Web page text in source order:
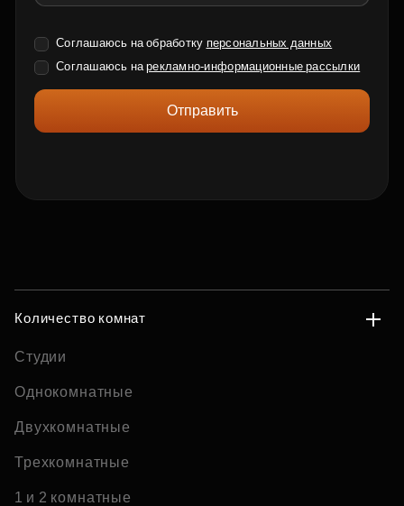
Соглашаюсь на обработку персональных данных
Соглашаюсь нарекламно-информационные рассылки
Отправить
Количество комнат
Студии
Однокомнатные
Двухкомнатные
Трехкомнатные
1 и 2 комнатные